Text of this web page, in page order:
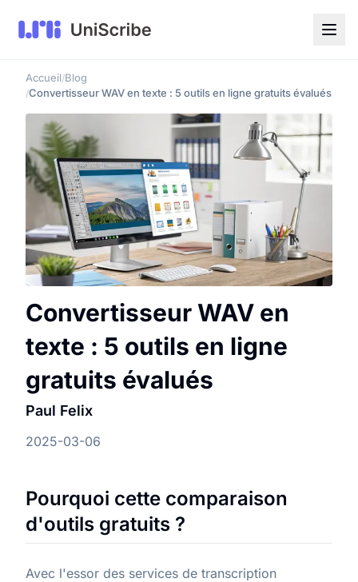
Accueil/Blog
/Convertisseur WAV en texte : 5 outils en ligne gratuits évalués
Convertisseur WAV en
texte : 5 outils en ligne
gratuits évalués
Paul Felix
2025-03-06
Pourquoi cette comparaison
d'outils gratuits ?
Avec l'essor des services de transcription